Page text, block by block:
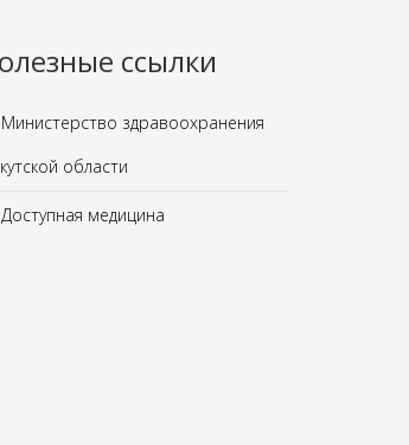
ссылки
Министерство здравоохранения
области
Доступная медицина